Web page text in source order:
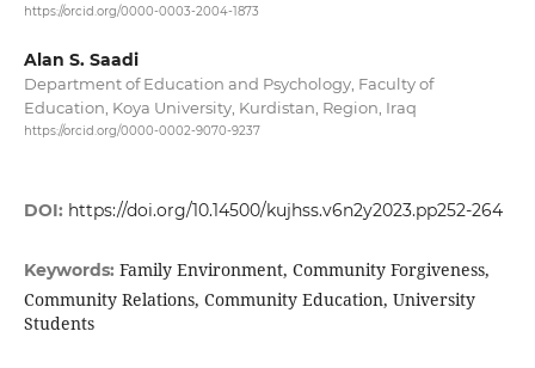
https://orcid.org/0000-0003-2004-1873
Alan S. Saadi
Department of Education and Psychology, Faculty of
Education, Koya University, Kurdistan, Region, Iraq
https://orcid.org/0000-0002-9070-9237
DOI: https://doi.org/10.14500/kujhss.v6n2y2023.pp252-264
Keywords: Family Environment, Community Forgiveness,
Community Relations, Community Education, University
Students